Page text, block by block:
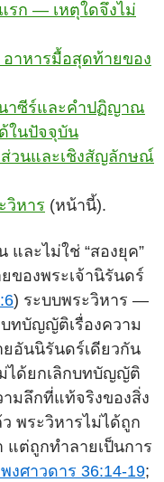
รก — เหตุใดจึงไม่
าหารมื้อสุดท้ายของ
าซีร์และคำปฏิญาณ
ในปัจจุบัน
ส่วนและเชิงสัญลักษณ์
วิหาร (หน้านี้).
และไม่ใช่ “สองยุค”
ของพระเจ้านิรันดร์
) ระบบพระวิหาร —
ทบัญญัติเรื่องความ
อันนิรันดร์เดียวกัน
ได้ยกเลิกบทบัญญัติ
มลึกที่แท้จริงของสิ่ง
พระวิหารไม่ได้ถูก
แต่ถูกทำลายเป็นการ
งศาวดาร 36:14-19;